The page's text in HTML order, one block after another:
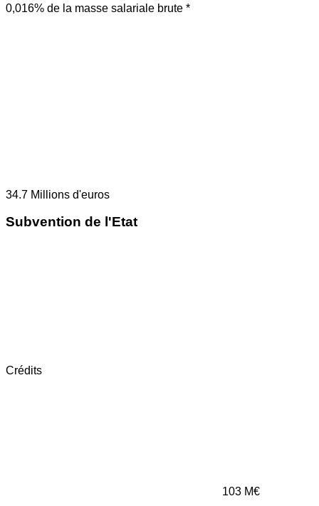
0,016% de la masse salariale brute *
34.7 Millions d'euros
Subvention de l'Etat
Crédits
103 M€